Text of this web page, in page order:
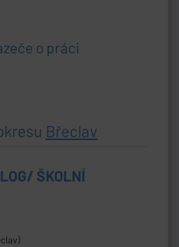
o práci
Břeclav
ŠKOLNÍ